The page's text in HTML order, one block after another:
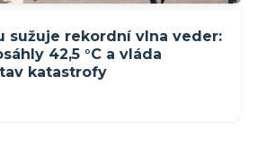
sužuje rekordní vlna veder:
42,5 °C a vláda
katastrofy